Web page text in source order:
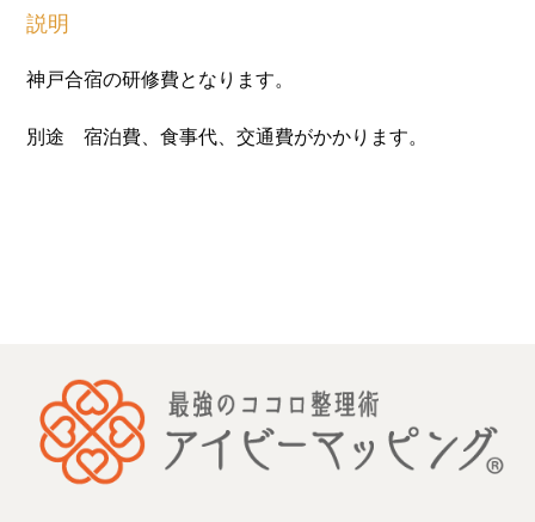
説明
神戸合宿の研修費となります。
別途 宿泊費、食事代、交通費がかかります。